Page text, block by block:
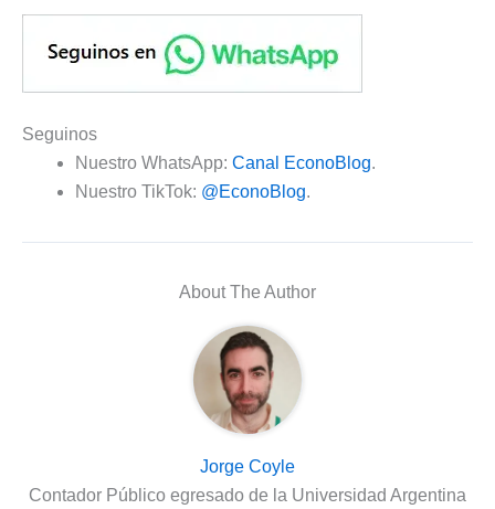
Seguinos
Nuestro WhatsApp: Canal EconoBlog.
Nuestro TikTok: @EconoBlog.
About The Author
Jorge Coyle
Contador Público egresado de la Universidad Argentina